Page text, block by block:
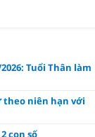
Tuổi Thân làm
theo niên hạn với
con số